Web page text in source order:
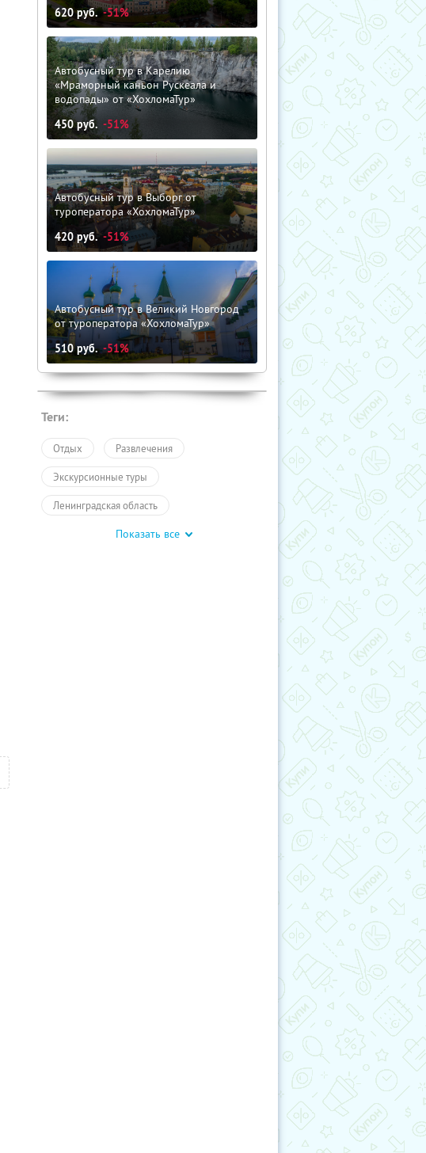
620руб. -51%
Автобусный тур в Карелию
«Мраморный каньон Рускеала и
водопады» от «ХохломаТур»
450руб. -51%
Автобусный тур в Выборг от
туроператора «ХохломаТур»
420руб. -51%
Автобусный тур в Великий Новгород
от туроператора «ХохломаТур»
510руб. -51%
Теги:
Отдых Развлечения
Экскурсионные туры
Ленинградская область
Автобусные экскурсии Экскурсии
Показать все